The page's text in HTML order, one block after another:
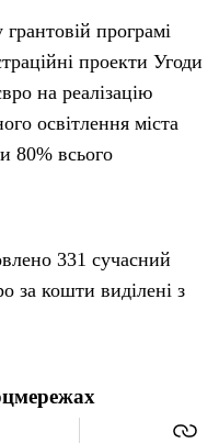
програмі
проекти Угоди
на реалізацію
освітлення міста
80% всього
331 сучасний
за кошти виділені з